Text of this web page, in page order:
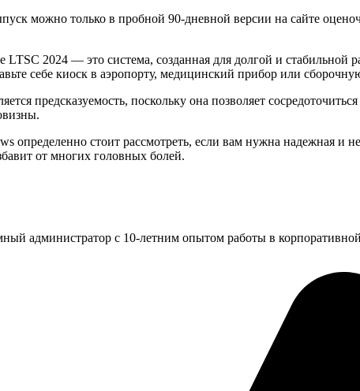
можно только в пробной 90-дневной версии на сайте
LTSC 2024 — это система, созданная для долгой и
себе киоск в аэропорту, медицинский прибор или
предсказуемость, поскольку она позволяет
определенно стоит рассмотреть, если вам нужна надежная
от многих головных болей.
администратор с 10‑летним опытом работы в